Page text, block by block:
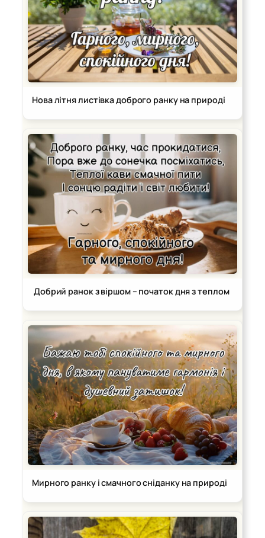
Нова літня листівка доброго ранку на природі
Добрий ранок з віршом – початок дня з теплом
Мирного ранку і смачного сніданку на природі